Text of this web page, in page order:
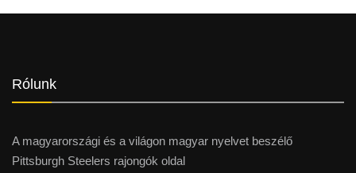
Rólunk
A magyarországi és a világon magyar nyelvet beszélő
Pittsburgh Steelers rajongók oldal